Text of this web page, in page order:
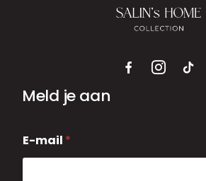
Meld je aan
-
m
E-mail *